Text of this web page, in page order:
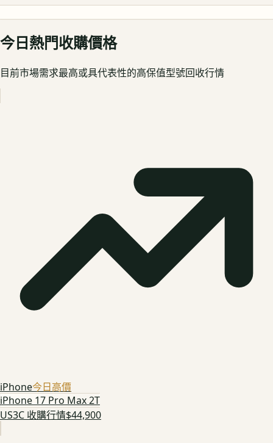
今日熱門收購價格
目前市場需求最高或具代表性的高保值型號回收行情
iPhone今日高價
iPhone 17 Pro Max 2T
US3C 收購行情$44,900